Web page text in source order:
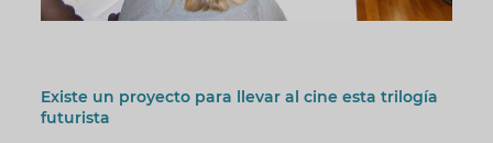
Existe un proyecto para llevar al cine esta trilogía
futurista